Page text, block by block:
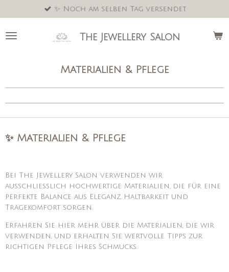
Hauptinhalt
springen
The Jewellery Salon
✨ Noch am selben Tag versendet
Materialien & Pflege
✨ Materialien & Pflege
Bei The Jewellery Salon verwenden wir
ausschließlich hochwertige Materialien, die für eine
perfekte Balance aus Eleganz, Haltbarkeit und
Tragekomfort sorgen.
Erfahren Sie hier mehr über die Materialien, die wir
verwenden, und erhalten Sie wertvolle Tipps zur
richtigen Pflege Ihres Schmucks.